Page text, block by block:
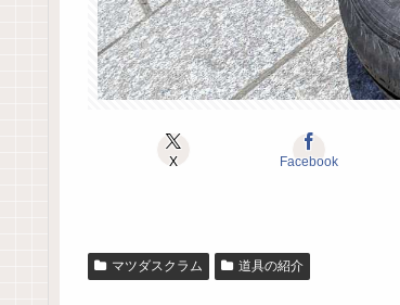
X Facebook
マツダスクラム 道具の紹介